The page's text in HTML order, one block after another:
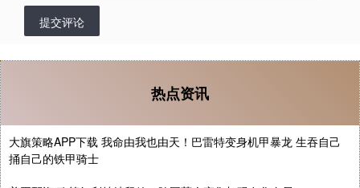
提交评论
热点资讯
大旗策略APP下载 我命由我也由天！巴雷特变身机甲暴龙 生吞自己
捅自己的铁甲骑士